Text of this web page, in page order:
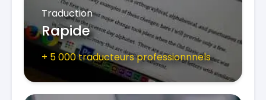
Traduction
Rapide
+ 5 000 traducteurs professionnnels